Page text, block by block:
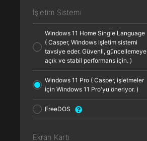
İşletim Sistemi
Windows 11 Home Single Language
( Casper, Windows işletim sistemi
tavsiye eder. Güvenli, güncellemeye
açık ve stabil performans için. )
Windows 11 Pro ( Casper, işletmeler
için Windows 11 Pro'yu öneriyor. )
FreeDOS
Ekran Kartı